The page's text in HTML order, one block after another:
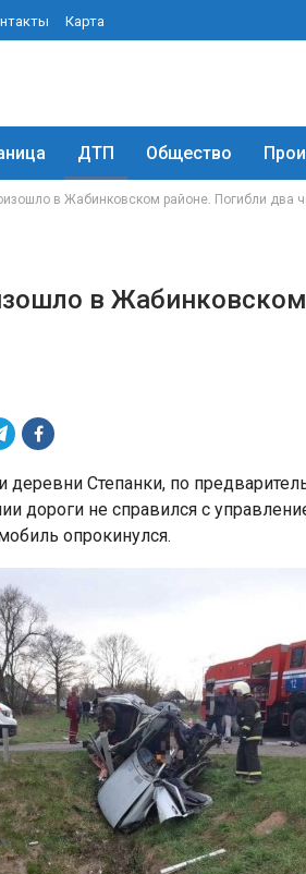
Карта
ДТП Общество
в Жабинковском районе. Погибли два
в Жабинковском
деревни Степанки, по
дороги не справился с
опрокинулся.